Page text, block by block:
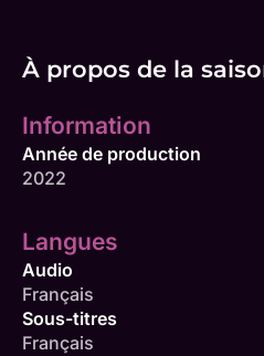
À propos de la
Information
Année de production
2022
Langues
Audio
Français
Sous-titres
Français